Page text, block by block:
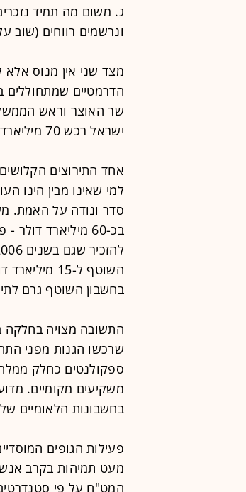
ג. משום מה תמיד
ונרשמים רווחים (שוב
מצד שני אין מנוס אלא
הדרמטיים שמתחוללים
שר האוצר וראש
ישראל רכש 70 מיליארד דולר במשך שבע שנים ולמרות זאת תוסף השקל ב-25%.
אחד התירוצים
למי שאינו מבין הינו
בכ-60 מיליארד
השוטף ל-
בחשבון השוטף גרם
התשובה מצויה בחלקה
שרכשו הגנות מפני
ספקולנטים כחלק
משקיעים מקומיים.
בחשבונות הלאומיים
פעילות הגופים
מעט תמיהות בקרב
המט"ח על פי